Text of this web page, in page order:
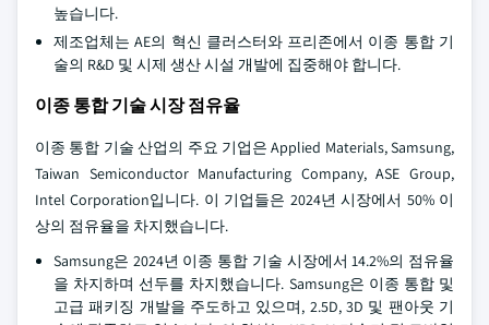
높습니다.
제조업체는 AE의 혁신 클러스터와 프리존에서 이종 통합 기
술의 R&D 및 시제 생산 시설 개발에 집중해야 합니다.
이종 통합 기술 시장 점유율
이종 통합 기술 산업의 주요 기업은 Applied Materials, Samsung,
Taiwan Semiconductor Manufacturing Company, ASE Group,
Intel Corporation입니다. 이 기업들은 2024년 시장에서 50% 이
상의 점유율을 차지했습니다.
Samsung은 2024년 이종 통합 기술 시장에서 14.2%의 점유율
을 차지하며 선두를 차지했습니다. Samsung은 이종 통합 및
고급 패키징 개발을 주도하고 있으며, 2.5D, 3D 및 팬아웃 기